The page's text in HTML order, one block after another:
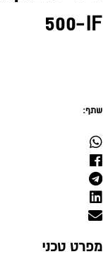
500-IF
שתף:
מפרט טכני